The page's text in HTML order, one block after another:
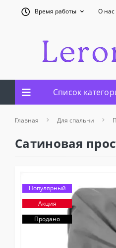
Время работы О нас
Список
Главная Для спальни
Сатиновая
Популярный
Акция
Продано